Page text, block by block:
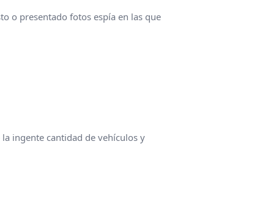
o presentado fotos espía en las que
ingente cantidad de vehículos y